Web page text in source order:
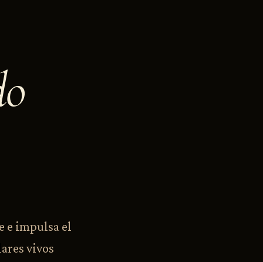
e impulsa el
vivos